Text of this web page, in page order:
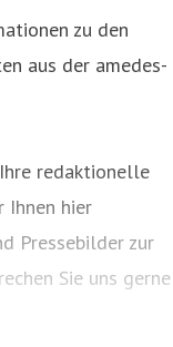
zu den
aus der amedes-
redaktionelle
hier
Pressebilder zur
Sie uns gerne